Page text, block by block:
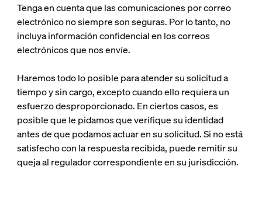
Tenga en cuenta que las comunicaciones por correo
electrónico no siempre son seguras. Por lo tanto, no
incluya información confidencial en los correos
electrónicos que nos envíe.
Haremos todo lo posible para atender su solicitud a
tiempo y sin cargo, excepto cuando ello requiera un
esfuerzo desproporcionado. En ciertos casos, es
posible que le pidamos que verifique su identidad
antes de que podamos actuar en su solicitud. Si no está
satisfecho con la respuesta recibida, puede remitir su
queja al regulador correspondiente en su jurisdicción.